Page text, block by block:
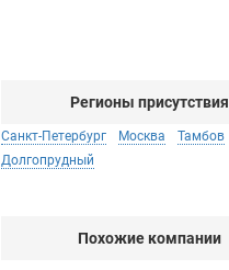
Регионы присутствия
Санкт-Петербург Москва Тамбов
Долгопрудный
Похожие компании